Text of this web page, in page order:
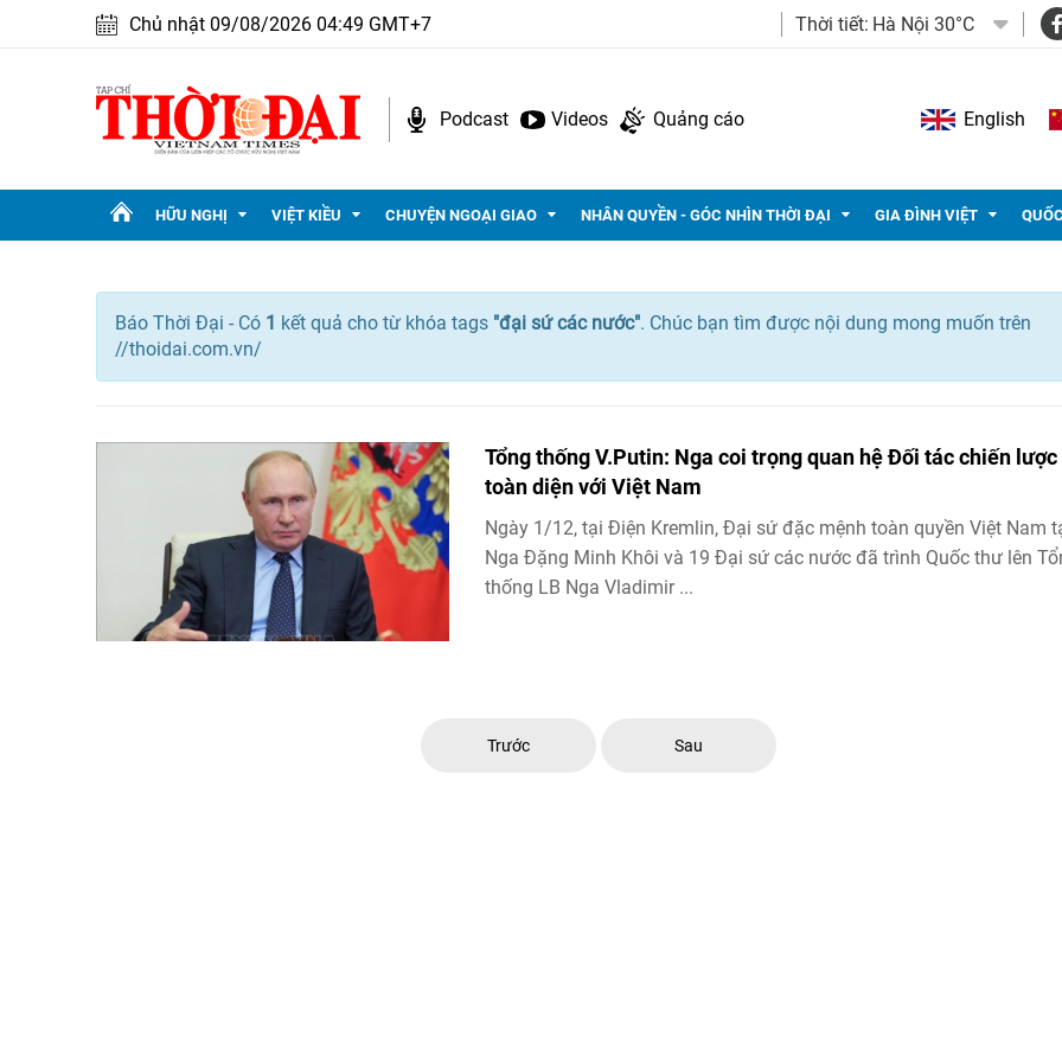
Chủ nhật 09/08/2026 04:49 GMT+7 Thời tiết: Hà Nội 30°C
Podcast Videos Quảng cáo English
HỮU NGHỊ VIỆT KIỀU CHUYỆN NGOẠI GIAO NHÂN QUYỀN - GÓC NHÌN THỜI ĐẠI GIA ĐÌNH VIỆT
Báo Thời Đại - Có 1 kết quả cho từ khóa tags "đại sứ các nước". Chúc bạn tìm được nội dung mong muốn trên
//thoidai.com.vn/
Tổng thống V.Putin: Nga coi trọng quan hệ Đối tác chiến lược
toàn diện với Việt Nam
Ngày 1/12, tại Điện Kremlin, Đại sứ đặc mệnh toàn quyền Việt Nam
Nga Đặng Minh Khôi và 19 Đại sứ các nước đã trình Quốc thư lên
thống LB Nga Vladimir ...
Trước Sau